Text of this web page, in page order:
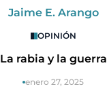
Jaime E. Arango
OPINIÓN
La rabia y la guerra
enero 27, 2025